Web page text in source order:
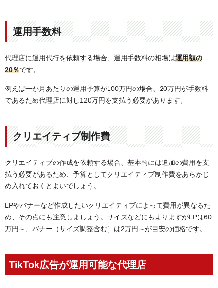
運用手数料
代理店に運用代行を依頼する場合、運用手数料の相場は運用額の
20％です。
例えば一か月あたりの運用予算が100万円の場合、20万円が手数料
であるため代理店に対し120万円を支払う必要があります。
クリエイティブ制作費
クリエイティブの作成を依頼する場合、基本的には追加の費用を支
払う必要があるため、予算としてクリエイティブ制作費をあらかじ
め入れておくとよいでしょう。
LPやバナーなど作成したいクリエイティブによって費用が異なるた
め、その点にも注意しましょう。サイズなどにもよりますがLPは60
万円～、バナー（サイズ調整含む）は2万円～が目安の価格です。
TikTok広告が運用可能な代理店